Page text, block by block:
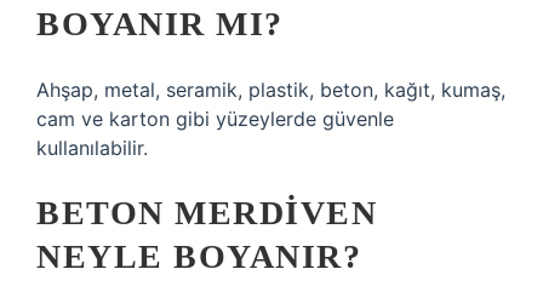
BOYANIR MI?
Ahşap, metal, seramik, plastik, beton, kağıt, kumaş,
cam ve karton gibi yüzeylerde güvenle
kullanılabilir.
BETON MERDIVEN
NEYLE BOYANIR?